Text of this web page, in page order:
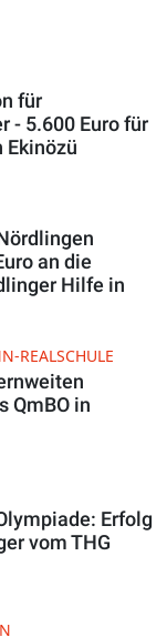
für
- 5.600 Euro für
Ekinözü
an die
Hilfe in
REALSCHULE
QmBO in
Erfolg
vom THG